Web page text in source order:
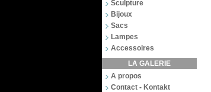
Sculpture
Bijoux
Sacs
Lampes
Accessoires
LA GALERIE
A propos
Contact - Kontakt